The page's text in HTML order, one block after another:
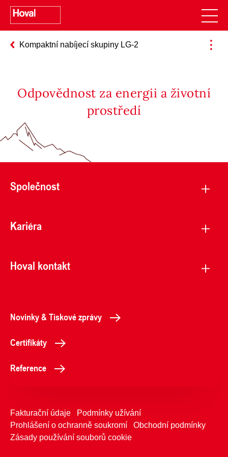
Kompaktní nabíjecí skupiny LG-2
Odpovědnost za energii a životní
prostředí
Společnost
Kariéra
Hoval kontakt
Novinky & Tiskové zprávy
Certifikáty
Reference
Fakturační údaje
Podmínky užívání
Prohlášení o ochranně soukromí
Obchodní podmínky
Zásady používání souborů cookie